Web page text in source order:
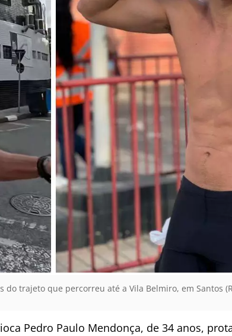
trajeto que percorreu até a Vila Belmiro, em Santos
Pedro Paulo Mendonça, de 34 anos,